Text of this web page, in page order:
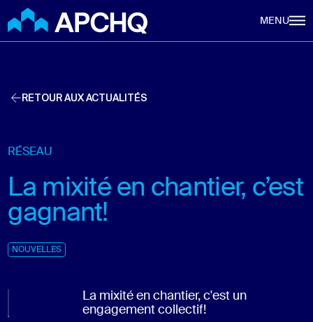
MENU
RETOUR AUX ACTUALITÉS
RÉSEAU
La mixité en chantier, c’est
gagnant!
NOUVELLES
La mixité en chantier, c'est un
engagement collectif!